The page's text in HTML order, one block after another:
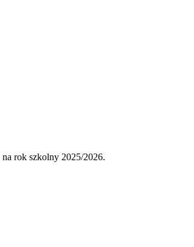
rok szkolny 2025/2026.